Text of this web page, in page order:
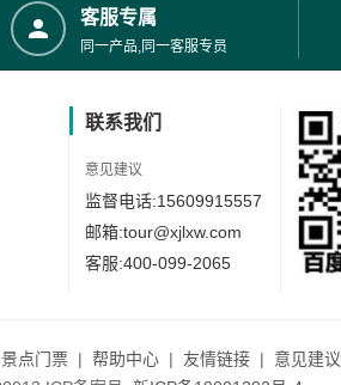
客服专属
同一产品,同一客服专员
联系我们
意见建议
监督电话:15609915557
邮箱:tour@xjlxw.com
客服:400-099-2065
景点门票 | 帮助中心 | 友情链接 | 意见建议